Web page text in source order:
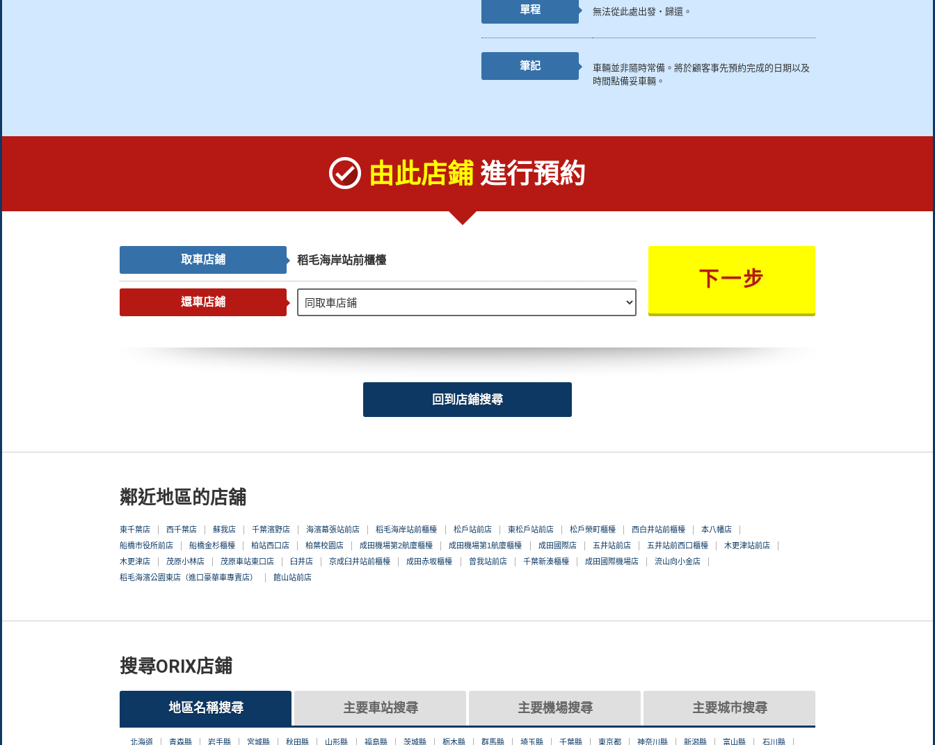
單程 無法從此處出發・歸還。
筆記
車輛並非隨時常備。將於顧客事先預約完成的日期以及
時間點備妥車輛。
由此店鋪進行預約
取車店鋪 稻毛海岸站前櫃檯
還車店鋪
回到店鋪搜尋
鄰近地區的店舖
東千葉店 西千葉店 蘇我店 千葉濱野店 海濱幕張站前店 稻毛海岸站前櫃檯 松戶站前店 東松戶站前店 松戶榮町櫃檯 西白井站前櫃檯
本八幡店
船橋市役所前店
船橋金杉櫃檯 柏站西口店 柏葉校園店 成田機場第2航廈櫃檯 成田機場第1航廈櫃檯 成田國際店 五井站前店 五井站前西口櫃檯
木更津站前店
木更津店
茂原小林店 茂原車站東口店 臼井店 京成臼井站前櫃檯 成田赤坂櫃檯 曾我站前店 千葉新湊櫃檯 成田國際機場店
流山向小金店
稻毛海濱公園東店（進口豪華車專賣店）
館山站前店
搜尋ORIX店鋪
地區名稱搜尋 主要車站搜尋 主要機場搜尋 主要城市搜尋
北海道 青森縣 岩手縣 宮城縣 秋田縣 山形縣 福島縣 茨城縣 栃木縣 群馬縣 埼玉縣 千葉縣 東京都 神奈川縣 新潟縣 富山縣
石川縣